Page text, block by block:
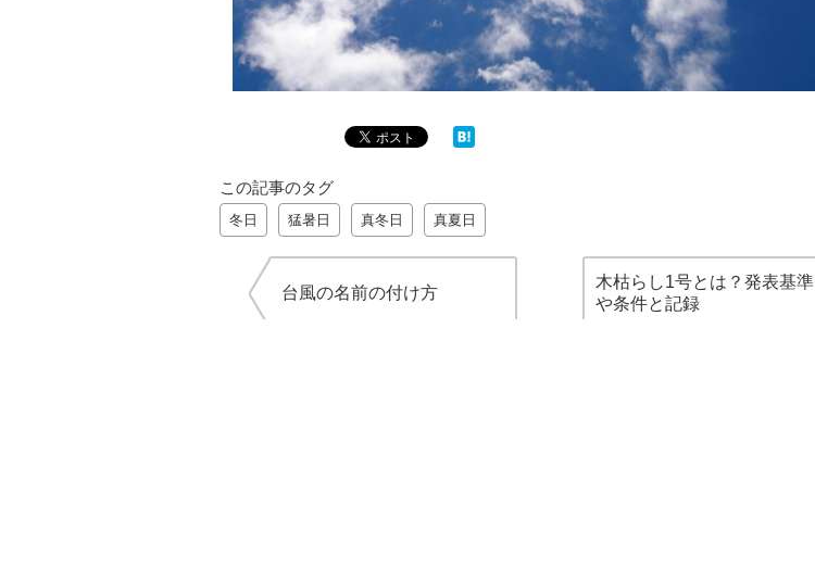
この記事のタグ
冬日 猛暑日 真冬日 真夏日
台風の名前の付け方
木枯らし1号とは？発表基準
や条件と記録